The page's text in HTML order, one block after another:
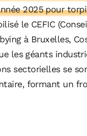
2025 pour
le CEFIC
à Bruxelles,
les géants
sectorielles se
formant un